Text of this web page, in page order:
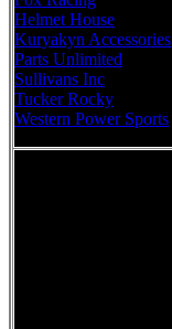
Helmet House
Kuryakyn Accessories
Parts Unlimited
Sullivans Inc
Tucker Rocky
Western Power Sports